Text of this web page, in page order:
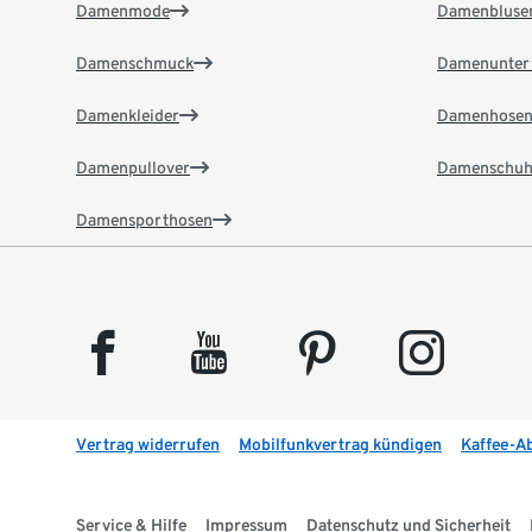
Damenmode
Damenschmuck
Damenkleider
Damenpullover
Damensporthosen
Damenhosen
facebook youtube pinterest instagram
Vertrag widerrufen Mobilfunkvertrag kündigen Kaffee-
Service & Hilfe Impressum Datenschutz und Sicherheit